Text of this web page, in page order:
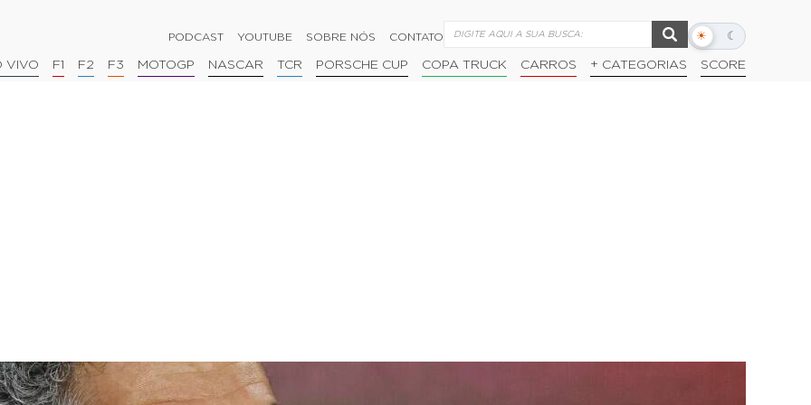
PODCAST YOUTUBE SOBRE NÓS CONTATO ☀ ☾
Alternar
escuro
VIVO F1 F2 F3 MOTOGP NASCAR TCR PORSCHE CUP COPA TRUCK CARROS + CATEGORIAS SCORE